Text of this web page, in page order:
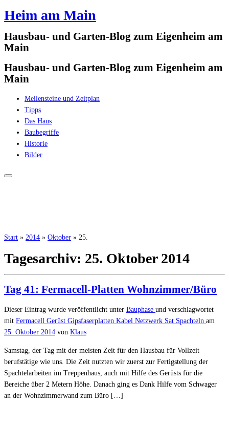
Zum
springen
Heim am Main
Hausbau- und Garten-Blog zum Eigenheim am
Main
Hausbau- und Garten-Blog zum Eigenheim am
Main
Meilensteine und Zeitplan
Tipps
Das Haus
Baubegriffe
Historie
Bilder
Start » 2014 » Oktober » 25.
Tagesarchiv: 25. Oktober 2014
Tag 41: Fermacell-Platten Wohnzimmer/Büro
Dieser Eintrag wurde veröffentlicht unter Bauphase und verschlagwortet
mit Fermacell Gerüst Gipsfaserplatten Kabel Netzwerk Sat Spachteln am
25. Oktober 2014 von Klaus
Samstag, der Tag mit der meisten Zeit für den Hausbau für Vollzeit
berufstätige wie uns. Die Zeit nutzten wir zuerst zur Fertigstellung der
Spachtelarbeiten im Treppenhaus, auch mit Hilfe des Gerüsts für die
Bereiche über 2 Metern Höhe. Danach ging es Dank Hilfe vom Schwager
an der Wohnzimmerwand zum Büro […]